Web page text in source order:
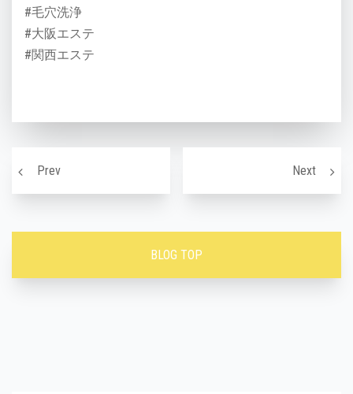
#毛穴洗浄
#大阪エステ
#関西エステ
Prev
LABELのスピード脱毛でお手軽に♪/大阪市福島区脱毛サ
Nextダイ
BLOG TOP